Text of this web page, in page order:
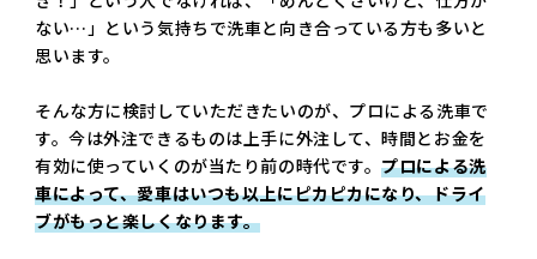
ない…」という気持ちで洗車と向き合っている方も多いと
思います。
そんな方に検討していただきたいのが、プロによる洗車で
す。今は外注できるものは上手に外注して、時間とお金を
有効に使っていくのが当たり前の時代です。プロによる洗
車によって、愛車はいつも以上にピカピカになり、ドライ
ブがもっと楽しくなります。